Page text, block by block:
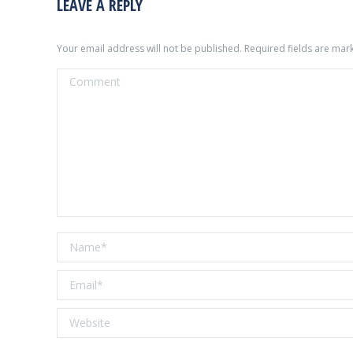
LEAVE A REPLY
Your email address will not be published. Required fields are
Comment
Name *
Email *
Website